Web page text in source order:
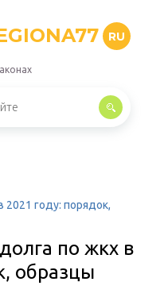
RU
2021 году: порядок,
по жкх в
образцы